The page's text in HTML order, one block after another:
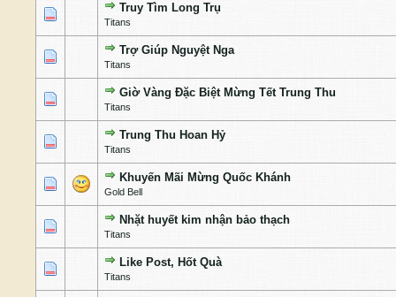
Truy Tìm Long Trụ
Titans
0 Bỏ phiếu - 0 của 5 cấp độ
12 345
Trợ Giúp Nguyệt Nga
Titans
0 Bỏ phiếu - 0 của 5 cấp độ
12 345
Giờ Vàng Đặc Biệt Mừng Tết Trung Thu
Titans
0 Bỏ phiếu - 0 của 5 cấp độ
12 345
Trung Thu Hoan Hỷ
Titans
0 Bỏ phiếu - 0 của 5 cấp độ
123 4 5
Khuyến Mãi Mừng Quốc Khánh
Gold Bell
0 Bỏ phiếu - 0 của 5 cấp độ
1 234 5
Nhặt huyết kim nhận bảo thạch
Titans
0 Bỏ phiếu - 0 của 5 cấp độ
12345
Like Post, Hốt Quà
Titans
0 Bỏ phiếu - 0 của 5 cấp độ
123 45